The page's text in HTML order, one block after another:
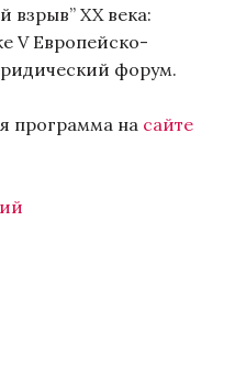
взрыв” XX века:
V Европейско-
форум.
программа на сайте